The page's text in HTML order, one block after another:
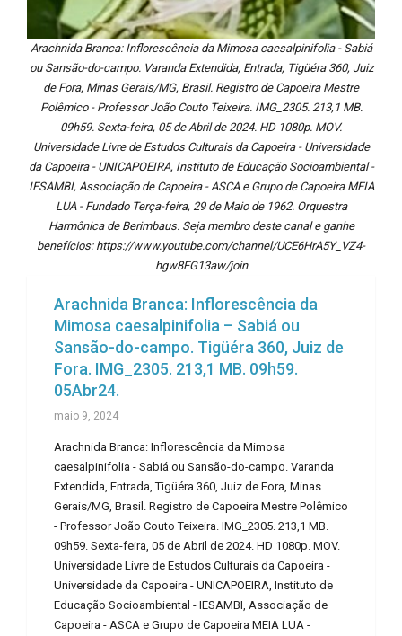
Arachnida Branca: Inflorescência da Mimosa caesalpinifolia - Sabiá
ou Sansão-do-campo. Varanda Extendida, Entrada, Tigüéra 360, Juiz
de Fora, Minas Gerais/MG, Brasil. Registro de Capoeira Mestre
Polêmico - Professor João Couto Teixeira. IMG_2305. 213,1 MB.
09h59. Sexta-feira, 05 de Abril de 2024. HD 1080p. MOV.
Universidade Livre de Estudos Culturais da Capoeira - Universidade
da Capoeira - UNICAPOEIRA, Instituto de Educação Socioambiental -
IESAMBI, Associação de Capoeira - ASCA e Grupo de Capoeira MEIA
LUA - Fundado Terça-feira, 29 de Maio de 1962. Orquestra
Harmônica de Berimbaus. Seja membro deste canal e ganhe
benefícios: https://www.youtube.com/channel/UCE6HrA5Y_VZ4-
hgw8FG13aw/join
Arachnida Branca: Inflorescência da
Mimosa caesalpinifolia – Sabiá ou
Sansão-do-campo. Tigüéra 360, Juiz de
Fora. IMG_2305. 213,1 MB. 09h59.
05Abr24.
maio 9, 2024
Arachnida Branca: Inflorescência da Mimosa
caesalpinifolia - Sabiá ou Sansão-do-campo. Varanda
Extendida, Entrada, Tigüéra 360, Juiz de Fora, Minas
Gerais/MG, Brasil. Registro de Capoeira Mestre Polêmico
- Professor João Couto Teixeira. IMG_2305. 213,1 MB.
09h59. Sexta-feira, 05 de Abril de 2024. HD 1080p. MOV.
Universidade Livre de Estudos Culturais da Capoeira -
Universidade da Capoeira - UNICAPOEIRA, Instituto de
Educação Socioambiental - IESAMBI, Associação de
Capoeira - ASCA e Grupo de Capoeira MEIA LUA -